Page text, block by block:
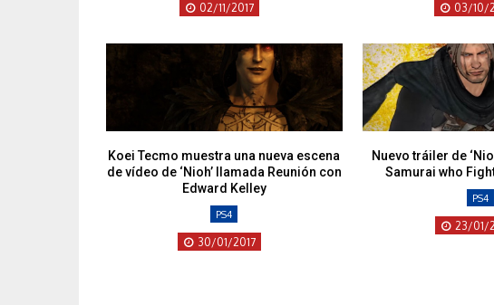
02/11/2017 03/10/
Koei Tecmo muestra una nueva escena
de vídeo de ‘Nioh’ llamada Reunión con
Edward Kelley
PS4
30/01/2017
Nuevo tráiler de
Samurai who
PS4
23/01/